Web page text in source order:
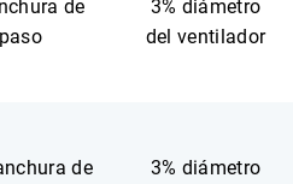
de
paso
3% diámetro
del ventilador
de
3% diámetro